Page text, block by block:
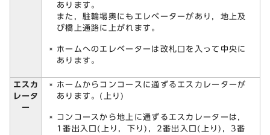
あります。
また，駐輪場奥にもエレベーターがあり，地上及
び橋上通路に上がれます。
ホームへのエレベーターは改札口を入って中央に
あります。
エスカ
レータ
ー
ホームからコンコースに通ずるエスカレーターが
あります。(上り)
コンコースから地上に通ずるエスカレーターは，
1番出入口(上り，下り)，2番出入口(上り)，3番